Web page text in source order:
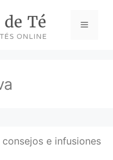
Menu
e infusiones